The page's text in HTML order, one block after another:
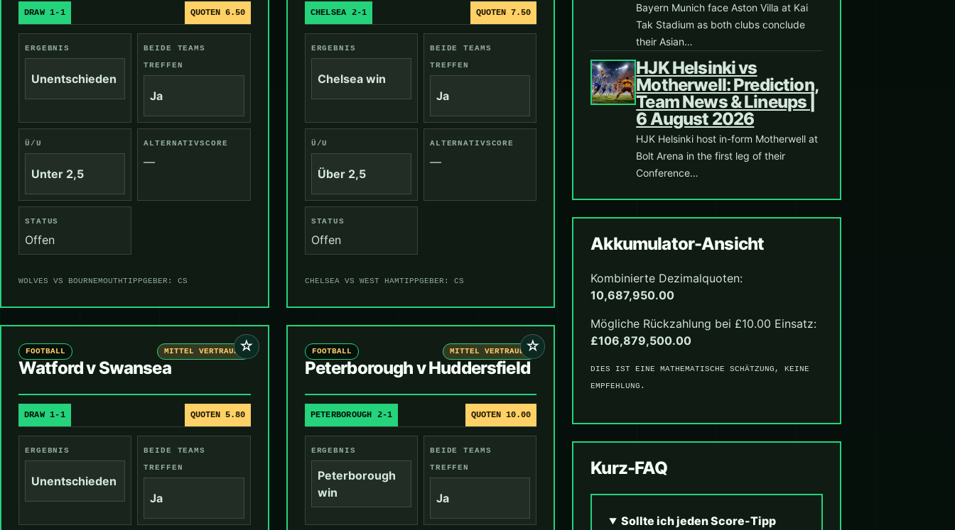
DRAW 1-1 QUOTEN 6.50
ERGEBNIS
Unentschieden
BEIDE TEAMS
TREFFEN
Ja
Ü/U
Unter 2,5
ALTERNATIVSCORE
—
STATUS
Offen
WOLVES VS BOURNEMOUTHTIPPGEBER: CS
CHELSEA 2-1 QUOTEN 7.50
ERGEBNIS
Chelsea win
BEIDE TEAMS
TREFFEN
Ja
Ü/U
Über 2,5
ALTERNATIVSCORE
—
STATUS
Offen
CHELSEA VS WEST HAMTIPPGEBER: CS
☆
FOOTBALL MITTEL VERTRAUEN
Watford v Swansea
DRAW 1-1 QUOTEN 5.80
ERGEBNIS
Unentschieden
BEIDE TEAMS
TREFFEN
Ja
☆
FOOTBALL MITTEL VERTRAUEN
Peterborough v Huddersfield
PETERBOROUGH 2-1 QUOTEN 10.00
ERGEBNIS
Peterborough
win
BEIDE TEAMS
TREFFEN
Ja
Bayern Munich face Aston Villa at Kai
Tak Stadium as both clubs conclude
their Asian…
HJK Helsinki vs
Motherwell: Prediction,
Team News & Lineups |
6 August 2026
HJK Helsinki host in-form Motherwell at
Bolt Arena in the first leg of their
Conference…
Akkumulator-Ansicht
Kombinierte Dezimalquoten:
10,687,950.00
Mögliche Rückzahlung bei £10.00 Einsatz:
£106,879,500.00
DIES IST EINE MATHEMATISCHE SCHÄTZUNG, KEINE
EMPFEHLUNG.
Kurz-FAQ
Sollte ich jeden Score-Tipp